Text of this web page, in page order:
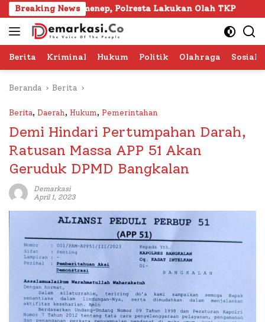
Langsung
ke
konten
Breaking News
Sumenep, Polresta Lakukan Olah TKP 103
Berita Kriminal Hukum Politik Olahraga Sosial
Beranda Berita
Berita, Daerah, Hukum, Pemerintahan
Demi Hindari Pertumpahan Darah,
Ratusan Massa APP 51 Akan
Geruduk DPMD Bangkalan
Demarkasi
April 1, 2023